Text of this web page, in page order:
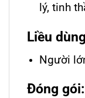
lý, tinh
Liều dùng
Người
Đóng gói: